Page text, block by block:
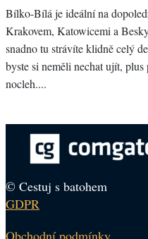
Bílko-Bílá je ideální na
Krakovem, Katowicemi a
snadno tu strávíte klidně celý
byste si neměli nechat ujít,
nocleh....
© Cestuj s batohem
GDPR
Obchodní podmínky